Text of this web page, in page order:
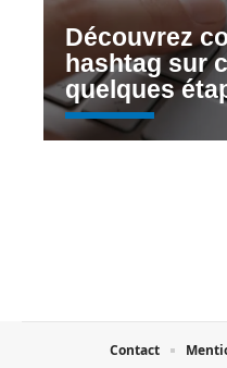
Découvrez
hashtag sur
quelques
Contact